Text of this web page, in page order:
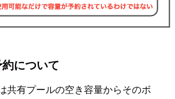
について
共有プールの空き容量からそのボ